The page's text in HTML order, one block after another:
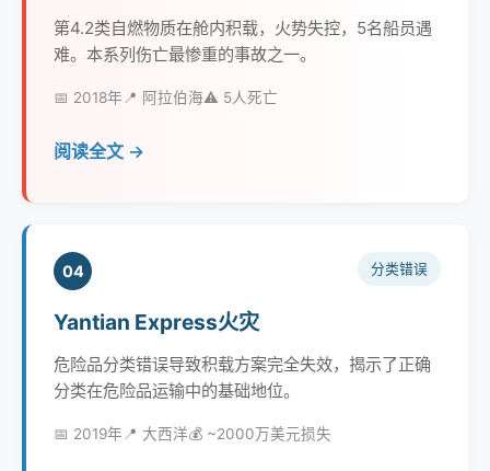
第4.2类自燃物质在舱内积载，火势失控，5名船员遇
难。本系列伤亡最惨重的事故之一。
📅 2018年 📍 阿拉伯海⚠️ 5人死亡
阅读全文 →
04 分类错误
Yantian Express火灾
危险品分类错误导致积载方案完全失效，揭示了正确
分类在危险品运输中的基础地位。
📅 2019年 📍 大西洋💰 ~2000万美元损失